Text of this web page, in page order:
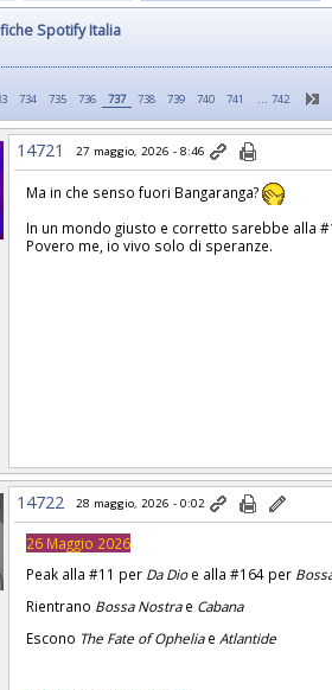
Spotify Italia
734 735 736 737 738 739 740 741 … 742
14721 27 maggio, 2026 - 8:46
Ma in che senso fuori Bangaranga?
In un mondo giusto e corretto sarebbe alla
Povero me, io vivo solo di speranze.
14722 28 maggio, 2026 - 0:02
26 Maggio 2026
Peak alla #11 per Da Dioe alla #164 per
Rientrano Bossa Nostrae Cabana
Escono The Fate of Opheliae Atlantide